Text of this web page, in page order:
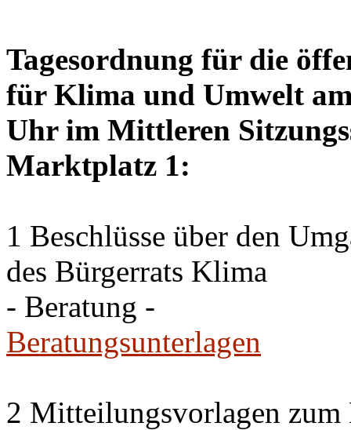
Tagesordnung für die
für Klima und Umwelt
Uhr im Mittleren
Marktplatz 1:
1 Beschlüsse über den
des Bürgerrats Klima
- Beratung -
Beratungsunterlagen
2 Mitteilungsvorlagen zum